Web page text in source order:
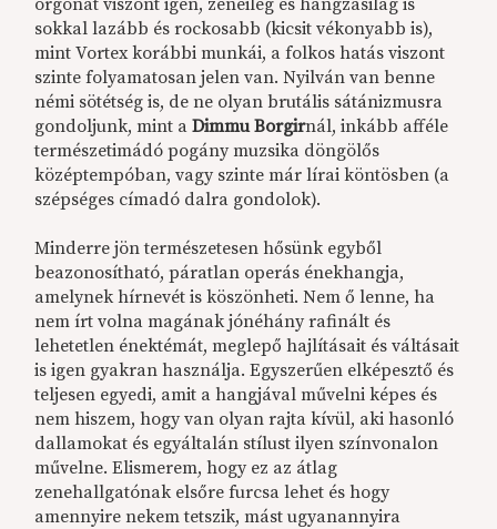
orgonát viszont igen, zeneileg és hangzásilag is
sokkal lazább és rockosabb (kicsit vékonyabb is),
mint Vortex korábbi munkái, a folkos hatás viszont
szinte folyamatosan jelen van. Nyilván van benne
némi sötétség is, de ne olyan brutális sátánizmusra
gondoljunk, mint aDimmu Borgirnál, inkább afféle
természetimádó pogány muzsika döngölős
középtempóban, vagy szinte már lírai köntösben (a
szépséges címadó dalra gondolok).
Minderre jön természetesen hősünk egyből
beazonosítható, páratlan operás énekhangja,
amelynek hírnevét is köszönheti. Nem ő lenne, ha
nem írt volna magának jónéhány rafinált és
lehetetlen énektémát, meglepő hajlításait és váltásait
is igen gyakran használja. Egyszerűen elképesztő és
teljesen egyedi, amit a hangjával művelni képes és
nem hiszem, hogy van olyan rajta kívül, aki hasonló
dallamokat és egyáltalán stílust ilyen színvonalon
művelne. Elismerem, hogy ez az átlag
zenehallgatónak elsőre furcsa lehet és hogy
amennyire nekem tetszik, mást ugyanannyira